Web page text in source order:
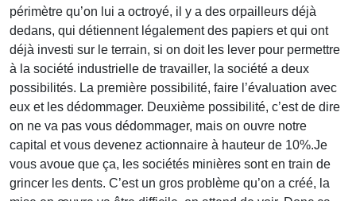
périmètre qu’on lui a octroyé, il y a des orpailleurs déjà
dedans, qui détiennent légalement des papiers et qui ont
déjà investi sur le terrain, si on doit les lever pour permettre
à la société industrielle de travailler, la société a deux
possibilités. La première possibilité, faire l’évaluation avec
eux et les dédommager. Deuxième possibilité, c’est de dire
on ne va pas vous dédommager, mais on ouvre notre
capital et vous devenez actionnaire à hauteur de 10%.Je
vous avoue que ça, les sociétés minières sont en train de
grincer les dents. C’est un gros problème qu’on a créé, la